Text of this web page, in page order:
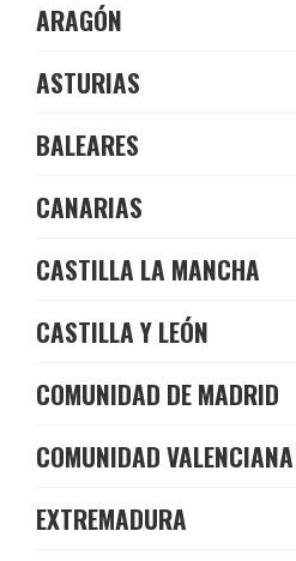
ARAGÓN
ASTURIAS
BALEARES
CANARIAS
CASTILLA LA MANCHA
CASTILLA Y LEÓN
COMUNIDAD DE MADRID
COMUNIDAD VALENCIANA
EXTREMADURA